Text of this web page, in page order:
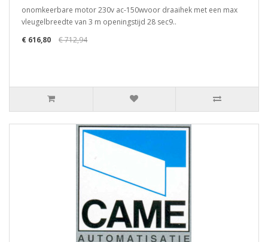
onomkeerbare motor 230v ac-150wvoor draaihek met een max
vleugelbreedte van 3 m openingstijd 28 sec9..
€ 616,80
€ 712,94